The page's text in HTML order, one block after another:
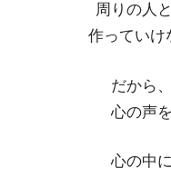
周りの人
作っていけ
だから
心の声
心の中